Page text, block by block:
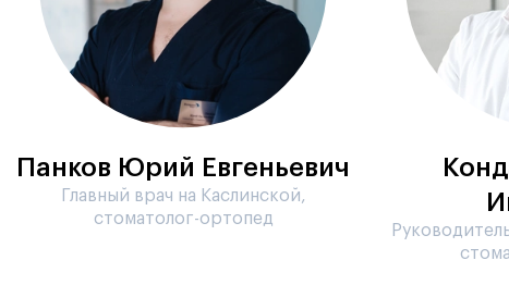
Панков Юрий Евгеньевич
Главный врач на Каслинской,
стоматолог-ортопед